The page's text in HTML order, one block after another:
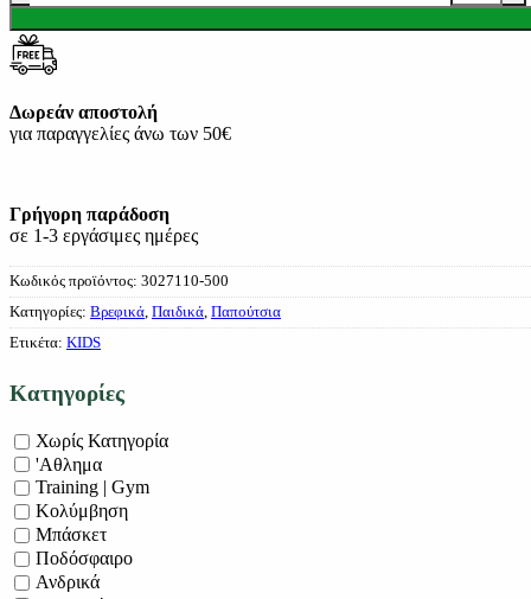
Δωρεάν αποστολή
για παραγγελίες άνω των 50€
Γρήγορη παράδοση
σε 1-3 εργάσιμες ημέρες
Κωδικός προϊόντος: 3027110-500
Κατηγορίες: Βρεφικά, Παιδικά, Παπούτσια
Ετικέτα: KIDS
Κατηγορίες
Χωρίς Κατηγορία
'Αθλημα
Training | Gym
Κολύμβηση
Μπάσκετ
Ποδόσφαιρο
Ανδρικά